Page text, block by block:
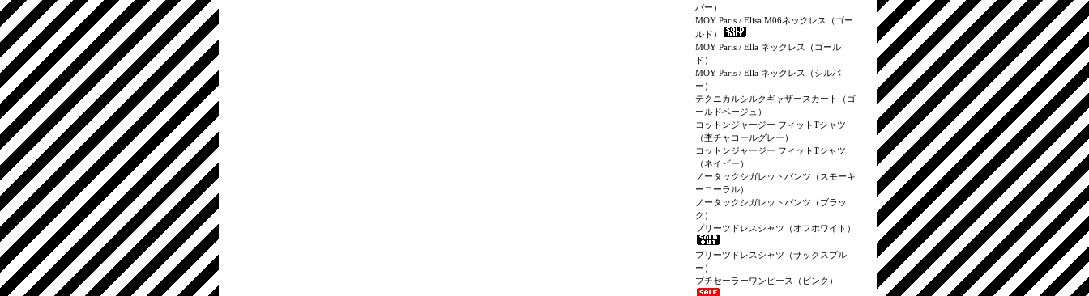
バー）
MOY Paris / Elisa M06ネックレス（ゴー
ルド）
MOY Paris / Ella ネックレス（ゴール
ド）
MOY Paris / Ella ネックレス（シルバ
ー）
テクニカルシルクギャザースカート（ゴ
ールドベージュ）
コットンジャージー フィットTシャツ
（杢チャコールグレー）
コットンジャージー フィットTシャツ
（ネイビー）
ノータックシガレットパンツ（スモーキ
ーコーラル）
ノータックシガレットパンツ（ブラッ
ク）
プリーツドレスシャツ（オフホワイト）
プリーツドレスシャツ（サックスブル
ー）
プチセーラーワンピース（ピンク）